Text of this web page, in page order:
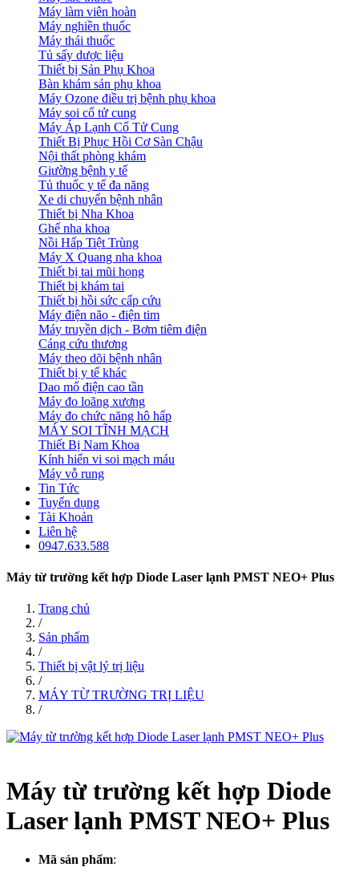
Máy làm viên hoàn
Máy nghiền thuốc
Máy thái thuốc
Tủ sấy dược liệu
Thiết bị Sản Phụ Khoa
Bàn khám sản phụ khoa
Máy Ozone điều trị bệnh phụ khoa
Máy soi cổ tử cung
Máy Áp Lạnh Cổ Tử Cung
Thiết Bị Phục Hồi Cơ Sàn Chậu
Nội thất phòng khám
Giường bệnh y tế
Tủ thuốc y tế đa năng
Xe di chuyển bệnh nhân
Thiết bị Nha Khoa
Ghế nha khoa
Nồi Hấp Tiệt Trùng
Máy X Quang nha khoa
Thiết bị tai mũi họng
Thiết bị khám tai
Thiết bị hồi sức cấp cứu
Máy điện não - điện tim
Máy truyền dịch - Bơm tiêm điện
Cáng cứu thương
Máy theo dõi bệnh nhân
Thiết bị y tế khác
Dao mổ điện cao tần
Máy đo loãng xương
Máy đo chức năng hô hấp
MÁY SOI TĨNH MẠCH
Thiết Bị Nam Khoa
Kính hiển vi soi mạch máu
Máy vỗ rung
Tin Tức
Tuyển dụng
Tài Khoản
Liên hệ
0947.633.588
Máy từ trường kết hợp Diode Laser lạnh PMST NEO+ Plus
Trang chủ
/
Sản phẩm
/
Thiết bị vật lý trị liệu
/
MÁY TỪ TRƯỜNG TRỊ LIỆU
/
Máy từ trường kết hợp Diode
Laser lạnh PMST NEO+ Plus
Mã sản phẩm: